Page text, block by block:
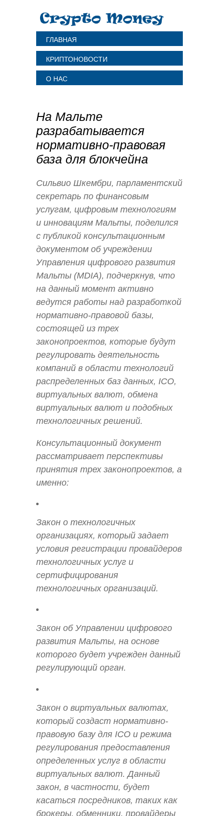
ГЛАВНАЯ
КРИПТОНОВОСТИ
О НАС
На Мальте
разрабатывается
нормативно-правовая
база для блокчейна
Сильвио Шкембри, парламентский
секретарь по финансовым
услугам, цифровым технологиям
и инновациям Мальты, поделился
с публикой консультационным
документом об учреждении
Управления цифрового развития
Мальты (MDIA), подчеркнув, что
на данный момент активно
ведутся работы над разработкой
нормативно-правовой базы,
состоящей из трех
законопроектов, которые будут
регулировать деятельность
компаний в области технологий
распределенных баз данных, ICO,
виртуальных валют, обмена
виртуальных валют и подобных
технологичных решений.
Консультационный документ
рассматривает перспективы
принятия трех законопроектов, а
именно:
Закон о технологичных
организациях, который задает
условия регистрации провайдеров
технологичных услуг и
сертифицирования
технологичных организаций.
Закон об Управлении цифрового
развития Мальты, на основе
которого будет учрежден данный
регулирующий орган.
Закон о виртуальных валютах,
который создаст нормативно-
правовую базу для ICO и режима
регулирования предоставления
определенных услуг в области
виртуальных валют. Данный
закон, в частности, будет
касаться посредников, таких как
брокеры, обменники, провайдеры